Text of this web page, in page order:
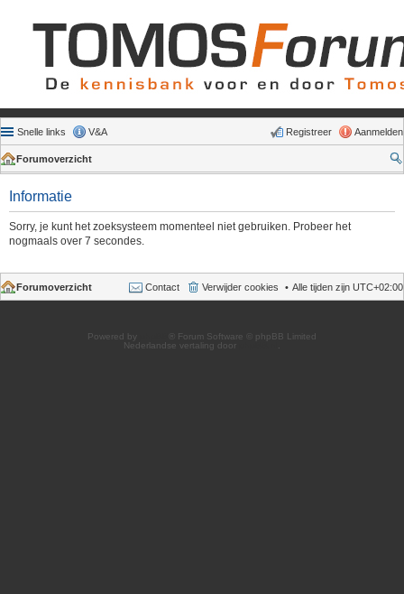
Snelle links V&A Aanmelden
Registreer
Forumoverzicht
Informatie
Sorry, je kunt het zoeksysteem momenteel niet gebruiken. Probeer het
nogmaals over 7 secondes.
Forumoverzicht Alle tijden zijn UTC+02:00
Verwijder cookies
Contact
Powered by
® Forum Software © phpBB Limited
Nederlandse vertaling door